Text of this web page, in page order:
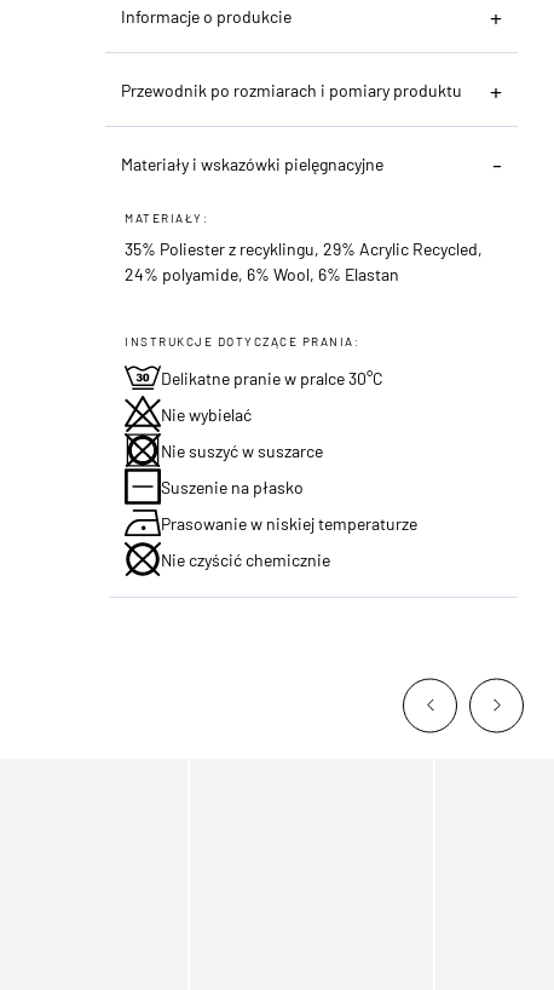
Informacje o produkcie
Przewodnik po rozmiarach i pomiary produktu
Materiały i wskazówki pielęgnacyjne
MATERIAŁY:
35% Poliester z recyklingu, 29% Acrylic Recycled,
24% polyamide, 6% Wool, 6% Elastan
INSTRUKCJE DOTYCZĄCE PRANIA:
Delikatne pranie w pralce 30°C
Nie wybielać
Nie suszyć w suszarce
Suszenie na płasko
Prasowanie w niskiej temperaturze
Nie czyścić chemicznie